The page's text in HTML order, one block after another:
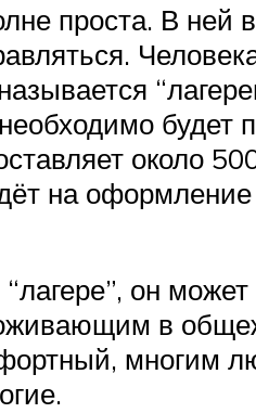
проста. В ней
будет
около
на
он
в
многим